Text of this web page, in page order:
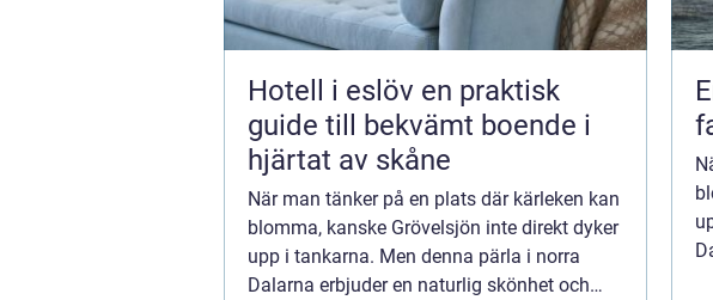
Hotell i eslöv en praktisk
guide till bekvämt boende i
hjärtat av skåne
När man tänker på en plats där kärleken kan
blomma, kanske Grövelsjön inte direkt dyker
upp i tankarna. Men denna pärla i norra
Dalarna erbjuder en naturlig skönhet och